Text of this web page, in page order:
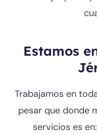
Estamos
Trabajamos en
pesar que donde
servicios es